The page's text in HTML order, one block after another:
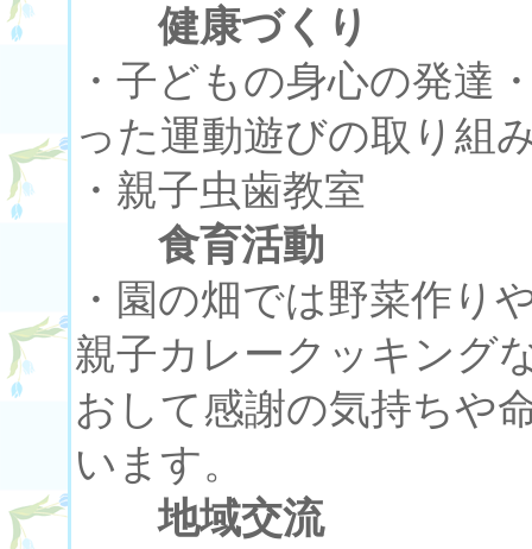
健康づくり
・子どもの身心の発達
った運動遊びの取り組
・親子虫歯教室
食育活動
・園の畑では野菜作り
親子カレークッキング
おして感謝の気持ちや
います。
地域交流